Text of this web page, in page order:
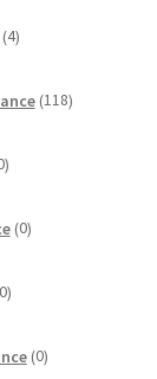
4izdelki
118izdelkov
izdelkov
0izdelkov
izdelkov
0izdelkov